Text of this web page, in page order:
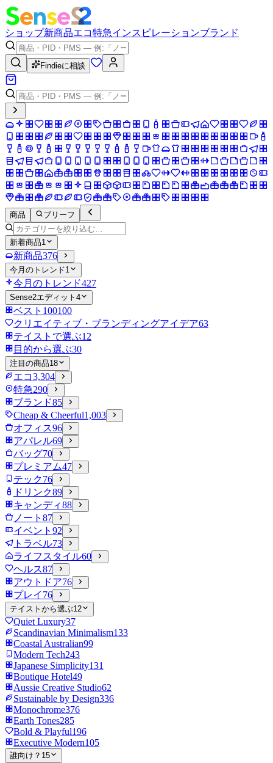
ショップ新商品エコ特急インスピレーションブランド
Findieに相談
商品 ブリーフ
新着商品1
新商品376
今月のトレンド1
今月のトレンド427
Sense2エディット 4
ベスト100100
クリエイティブ・ブランディングアイデア63
テイストで選ぶ12
目的から選ぶ30
注目の商品18
エコ3,304
特急290
ブランド85
Cheap & Cheerful1,003
オフィス96
アパレル69
バッグ70
プレミアム47
テック76
ドリンク89
キャンディ88
ノート 87
イベント 92
トラベル73
ライフスタイル60
ヘルス87
アウトドア76
プレイ 76
テイストから選ぶ12
Quiet Luxury37
Scandinavian Minimalism133
Coastal Australian99
Modern Tech243
Japanese Simplicity131
Boutique Hotel49
Aussie Creative Studio62
Sustainable by Design336
Monochrome376
Earth Tones285
Bold & Playful196
Executive Modern105
誰向け？ 15